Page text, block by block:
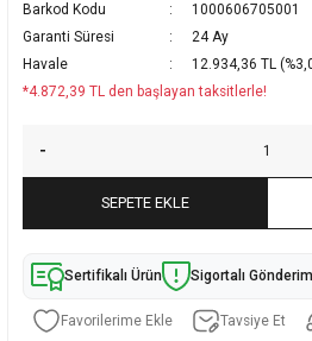
Barkod Kodu
1000606705001
Garanti Süresi
24 Ay
Havale
12.934,36 TL
*4.872,39 TL den başlayan taksitlerle!
SEPETE EKLE
Sertifikalı Ürün Sigortalı Gönderim
Tavsiye Et